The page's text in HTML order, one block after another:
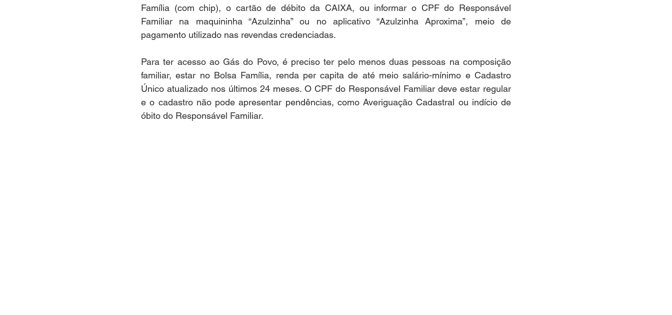
Família (com chip), o cartão de débito da CAIXA, ou informar o CPF do Responsável
Familiar na maquininha “Azulzinha” ou no aplicativo “Azulzinha Aproxima”, meio de
pagamento utilizado nas revendas credenciadas.
Para ter acesso ao Gás do Povo, é preciso ter pelo menos duas pessoas na composição
familiar, estar no Bolsa Família, renda per capita de até meio salário-mínimo e Cadastro
Único atualizado nos últimos 24 meses. O CPF do Responsável Familiar deve estar regular
e o cadastro não pode apresentar pendências, como Averiguação Cadastral ou indício de
óbito do Responsável Familiar.